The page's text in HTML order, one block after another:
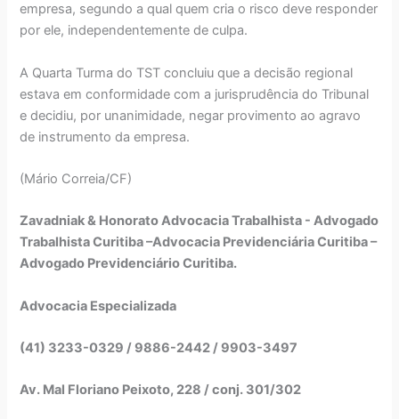
empresa, segundo a qual quem cria o risco deve responder
por ele, independentemente de culpa.
A Quarta Turma do TST concluiu que a decisão regional
estava em conformidade com a jurisprudência do Tribunal
e decidiu, por unanimidade, negar provimento ao agravo
de instrumento da empresa.
(Mário Correia/CF)
Zavadniak & Honorato Advocacia Trabalhista - Advogado
Trabalhista Curitiba –Advocacia Previdenciária Curitiba –
Advogado Previdenciário Curitiba.
Advocacia Especializada
(41) 3233-0329 / 9886-2442 / 9903-3497
Av. Mal Floriano Peixoto, 228 / conj. 301/302